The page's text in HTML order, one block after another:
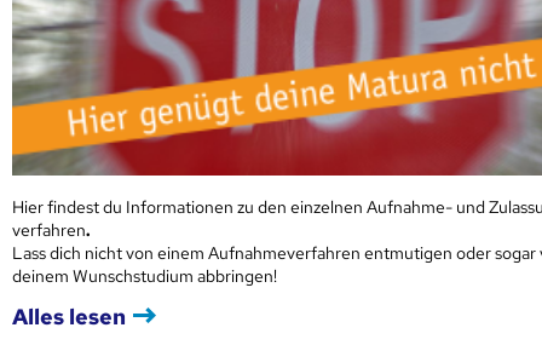
Hier findest du Informationen zu den einzelnen Aufnahme- und
verfahren.
Lass dich nicht von einem Aufnahmeverfahren entmutigen oder sogar
deinem Wunschstudium abbringen!
Alles lesen